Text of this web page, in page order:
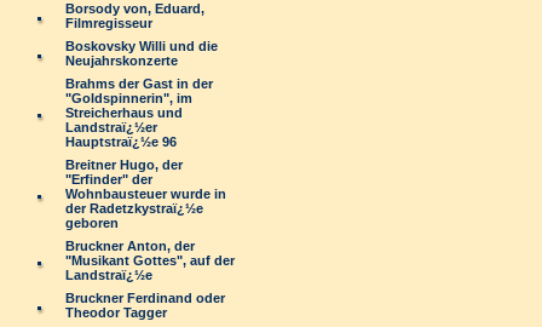
Borsody von, Eduard,
Filmregisseur
Boskovsky Willi und die
Neujahrskonzerte
Brahms der Gast in der
"Goldspinnerin", im
Streicherhaus und
Landstraï¿½er
Hauptstraï¿½e 96
Breitner Hugo, der
"Erfinder" der
Wohnbausteuer wurde in
der Radetzkystraï¿½e
geboren
Bruckner Anton, der
"Musikant Gottes", auf der
Landstraï¿½e
Bruckner Ferdinand oder
Theodor Tagger